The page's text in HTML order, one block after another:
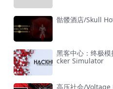
骷髅酒店/Skull
黑客中心：终极
cker Simulator
高压社会/